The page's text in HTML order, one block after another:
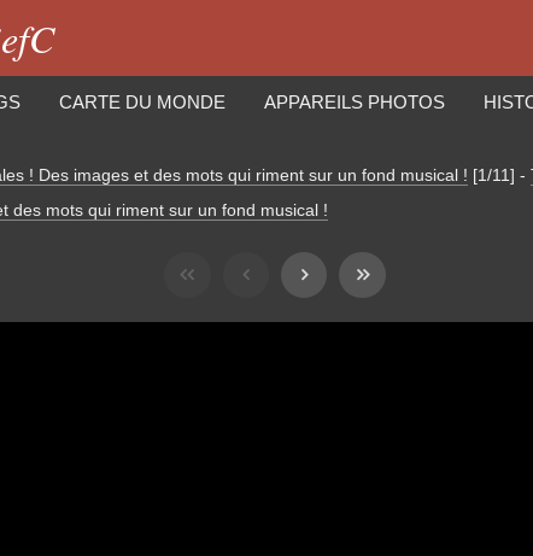
CARTE DU MONDE APPAREILS PHOTOS
! Des images et des mots qui riment sur un fond musical ! [1/11] -
des mots qui riment sur un fond musical !